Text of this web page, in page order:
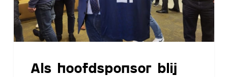
sportcomplex
VV
Egmond!
Als hoofdsponsor blij